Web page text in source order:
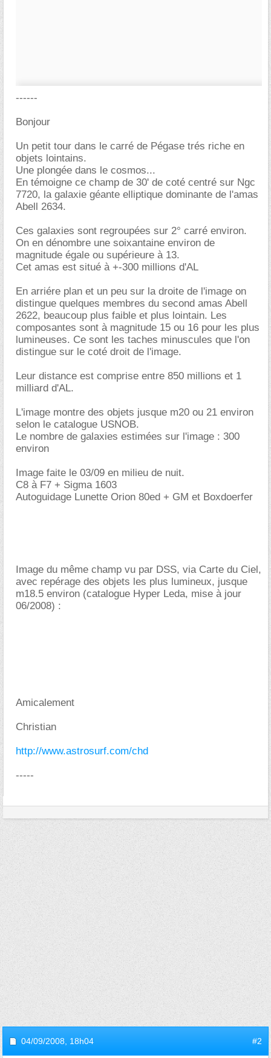
------
Bonjour
Un petit tour dans le carré de Pégase trés riche en
objets lointains.
Une plongée dans le cosmos...
En témoigne ce champ de 30' de coté centré sur Ngc
7720, la galaxie géante elliptique dominante de l'amas
Abell 2634.
Ces galaxies sont regroupées sur 2° carré environ.
On en dénombre une soixantaine environ de
magnitude égale ou supérieure à 13.
Cet amas est situé à +-300 millions d'AL
En arriére plan et un peu sur la droite de l'image on
distingue quelques membres du second amas Abell
2622, beaucoup plus faible et plus lointain. Les
composantes sont à magnitude 15 ou 16 pour les plus
lumineuses. Ce sont les taches minuscules que l'on
distingue sur le coté droit de l'image.
Leur distance est comprise entre 850 millions et 1
milliard d'AL.
L'image montre des objets jusque m20 ou 21 environ
selon le catalogue USNOB.
Le nombre de galaxies estimées sur l'image : 300
environ
Image faite le 03/09 en milieu de nuit.
C8 à F7 + Sigma 1603
Autoguidage Lunette Orion 80ed + GM et Boxdoerfer
Image du même champ vu par DSS, via Carte du Ciel,
avec repérage des objets les plus lumineux, jusque
m18.5 environ (catalogue Hyper Leda, mise à jour
06/2008) :
Amicalement
Christian
http://www.astrosurf.com/chd
-----
04/09/2008, 18h04 #2